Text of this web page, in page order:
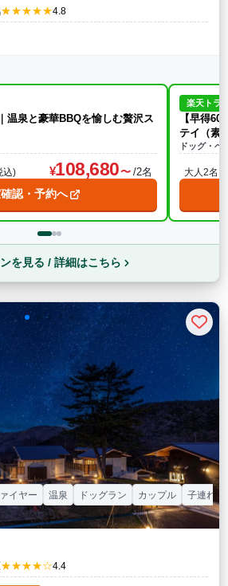
★★★★★4.8
温泉と豪華BBQを愉しむ贅沢ス
込) 108,680 /2名
認・予約へ
楽天トラ
【早得
テイ（素
ドッグ・ベ
大人2名
を見る / 詳細はこちら
★★★★☆4.4
イヤー 温泉 ドッグラン カップル 子連れ